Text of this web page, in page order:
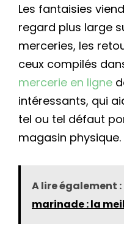
Les fantaisies
regard plus large
merceries, les
ceux compilés
mercerie en ligne
intéressants, qui
tel ou tel défaut
magasin physique.
A lire également :
marinade : la